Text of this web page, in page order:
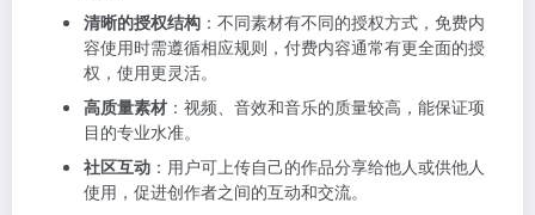
清晰的授权结构 ：不同素材有不同的授权方式，免费内
容使用时需遵循相应规则，付费内容通常有更全面的授
权，使用更灵活。
高质量素材 ：视频、音效和音乐的质量较高，能保证项
目的专业水准。
社区互动 ：用户可上传自己的作品分享给他人或供他人
使用，促进创作者之间的互动和交流。